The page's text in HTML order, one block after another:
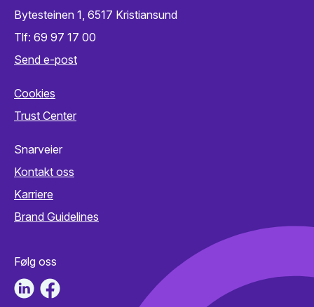
Bytesteinen 1, 6517 Kristiansund
Tlf: 69 97 17 00
Send e-post
Cookies
Trust Center
Snarveier
Kontakt oss
Karriere
Brand Guidelines
Følg oss